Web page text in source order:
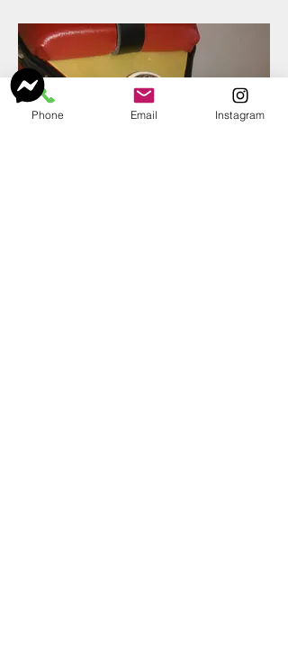
Phone Email Instagram